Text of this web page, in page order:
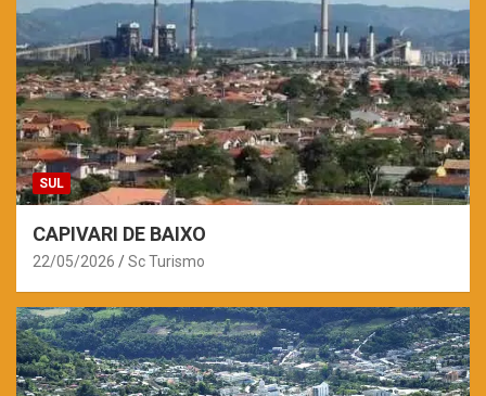
SUL
CAPIVARI DE BAIXO
22/05/2026 Sc Turismo